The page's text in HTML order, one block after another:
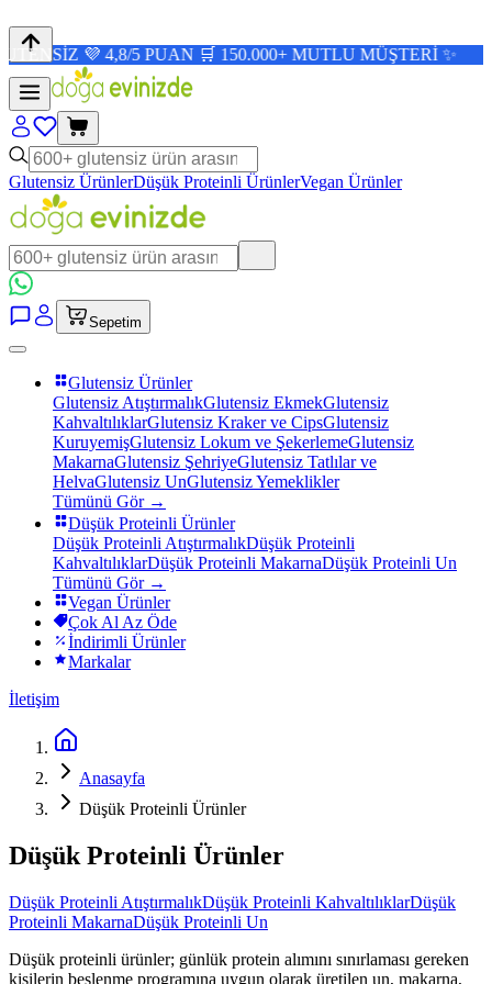
5 PUAN 🛒 150.000+ MUTLU MÜŞTERİ ✨
Glutensiz ÜrünlerDüşük Proteinli ÜrünlerVegan Ürünler
Sepetim
Glutensiz Ürünler
Glutensiz AtıştırmalıkGlutensiz EkmekGlutensiz
KahvaltılıklarGlutensiz Kraker ve CipsGlutensiz
KuruyemişGlutensiz Lokum ve ŞekerlemeGlutensiz
MakarnaGlutensiz ŞehriyeGlutensiz Tatlılar ve
HelvaGlutensiz UnGlutensiz Yemeklikler
Tümünü Gör →
Düşük Proteinli Ürünler
Düşük Proteinli AtıştırmalıkDüşük Proteinli
KahvaltılıklarDüşük Proteinli MakarnaDüşük Proteinli Un
Tümünü Gör →
Vegan Ürünler
Çok Al Az Öde
İndirimli Ürünler
Markalar
İletişim
Anasayfa
Düşük Proteinli Ürünler
Düşük Proteinli Ürünler
Düşük Proteinli AtıştırmalıkDüşük Proteinli KahvaltılıklarDüşük
Proteinli MakarnaDüşük Proteinli Un
Düşük proteinli ürünler; günlük protein alımını sınırlaması gereken
kişilerin beslenme programına uygun olarak üretilen un, makarna,